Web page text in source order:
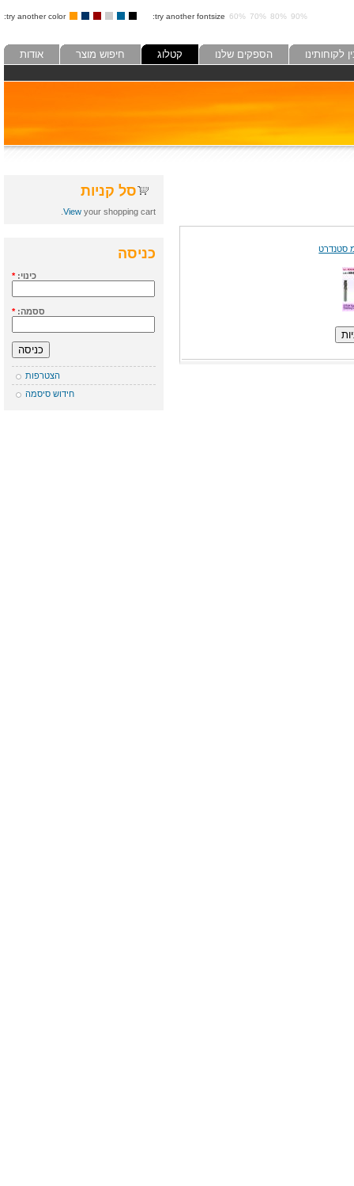
try another color: try another fontsize: 60% 70% 80% 90%
אודות חיפוש מוצר קטלוג הספקים שלנו
סל קניות
Viewyour shopping cart.
כניסה
כינוי:*
ססמה:*
הצטרפות
חידוש סיסמה